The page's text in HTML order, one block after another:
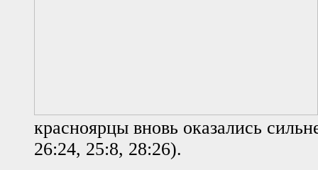
красноярцы вновь оказались
26:24, 25:8, 28:26).